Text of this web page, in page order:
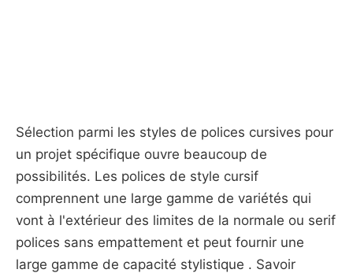
Sélection parmi les styles de polices cursives pour
un projet spécifique ouvre beaucoup de
possibilités. Les polices de style cursif
comprennent une large gamme de variétés qui
vont à l'extérieur des limites de la normale ou serif
polices sans empattement et peut fournir une
large gamme de capacité stylistique . Savoir